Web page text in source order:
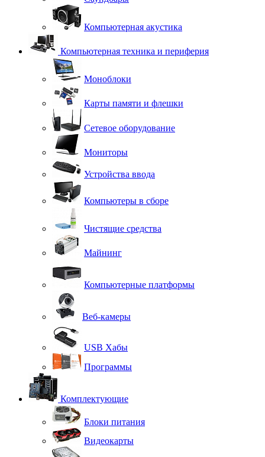
Компьютерная акустика
Компьютерная техника и периферия
Моноблоки
Карты памяти и флешки
Сетевое оборудование
Мониторы
Устройства ввода
Компьютеры в сборе
Чистящие средства
Майнинг
Компьютерные платформы
Веб-камеры
USB Хабы
Программы
Комплектующие
Блоки питания
Видеокарты